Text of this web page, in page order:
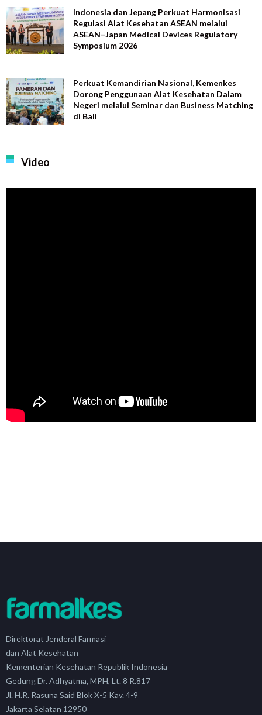
Indonesia dan Jepang Perkuat Harmonisasi
Regulasi Alat Kesehatan ASEAN melalui
ASEAN–Japan Medical Devices Regulatory
Symposium 2026
Perkuat Kemandirian Nasional, Kemenkes
Dorong Penggunaan Alat Kesehatan Dalam
Negeri melalui Seminar dan Business Matching
di Bali
Video
Direktorat Jenderal Farmasi
dan Alat Kesehatan
Kementerian Kesehatan Republik Indonesia
Gedung Dr. Adhyatma, MPH, Lt. 8 R.817
Jl. H.R. Rasuna Said Blok X-5 Kav. 4-9
Jakarta Selatan 12950